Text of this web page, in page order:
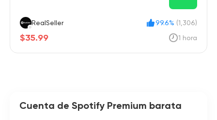
RealSeller 99.6% (1,306)
$35.99 1 hora
Cuenta de Spotify Premium barata